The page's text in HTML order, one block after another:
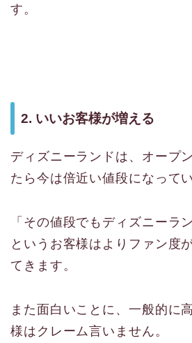
す。
2. いいお客様が増える
ディズニーランドは、オープ
たら今は倍近い値段になってい
「その値段でもディズニーラ
というお客様はよりファン度
てきます。
また面白いことに、一般的に
様はクレーム言いません。